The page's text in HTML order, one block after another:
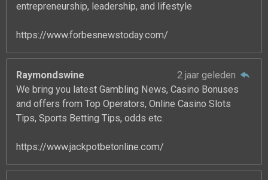
entrepreneurship, leadership, and lifestyle
https://www.forbesnewstoday.com/
Raymondswine
2 jaar geleden
We bring you latest Gambling News, Casino Bonuses
and offers from Top Operators, Online Casino Slots
Tips, Sports Betting Tips, odds etc.
https://www.jackpotbetonline.com/